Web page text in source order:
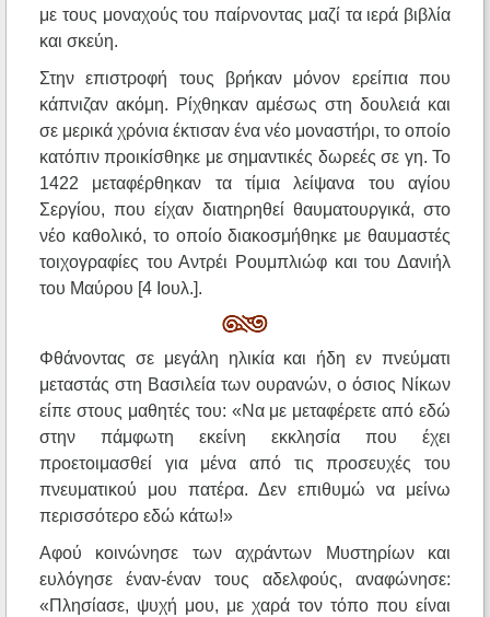
με τους μοναχούς του παίρνοντας μαζί τα ιερά βιβλία
και σκεύη.
Στην επιστροφή τους βρήκαν μόνον ερείπια που
κάπνιζαν ακόμη. Ρίχθηκαν αμέσως στη δουλειά και
σε μερικά χρόνια έκτισαν ένα νέο μοναστήρι, το οποίο
κατόπιν προικίσθηκε με σημαντικές δωρεές σε γη. Το
1422 μεταφέρθηκαν τα τίμια λείψανα του αγίου
Σεργίου, που είχαν διατηρηθεί θαυματουργικά, στο
νέο καθολικό, το οποίο διακοσμήθηκε με θαυμαστές
τοιχογραφίες του Αντρέι Ρουμπλιώφ και του Δανιήλ
του Μαύρου [4 Ιουλ.].
Φθάνοντας σε μεγάλη ηλικία και ήδη εν πνεύματι
μεταστάς στη Βασιλεία των ουρανών, ο όσιος Νίκων
είπε στους μαθητές του: «Να με μεταφέρετε από εδώ
στην πάμφωτη εκείνη εκκλησία που έχει
προετοιμασθεί για μένα από τις προσευχές του
πνευματικού μου πατέρα. Δεν επιθυμώ να μείνω
περισσότερο εδώ κάτω!»
Αφού κοινώνησε των αχράντων Μυστηρίων και
ευλόγησε έναν-έναν τους αδελφούς, αναφώνησε:
«Πλησίασε, ψυχή μου, με χαρά τον τόπο που είναι